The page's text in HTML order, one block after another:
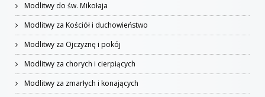
Modlitwy do św. Mikołaja
Modlitwy za Kościół i duchowieństwo
Modlitwy za Ojczyznę i pokój
Modlitwy za chorych i cierpiących
Modlitwy za zmarłych i konających